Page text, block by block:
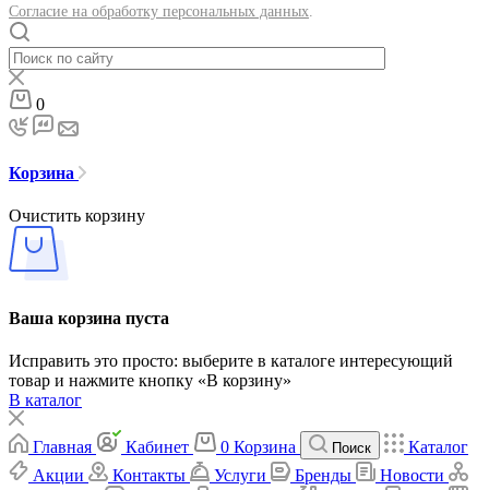
Согласие на обработку персональных данных
0
Корзина
Очистить корзину
Ваша корзина пуста
Исправить это просто: выберите в каталоге интересующий
товар и нажмите кнопку «В корзину»
В каталог
Главная Кабинет 0 Корзина Поиск
Каталог
Акции
Контакты Услуги Бренды
Новости